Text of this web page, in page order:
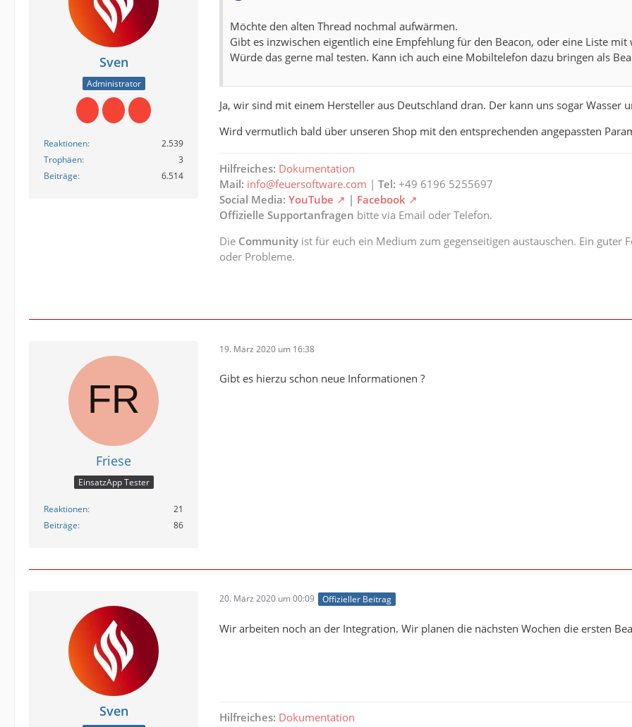
Sven
Administrator
Reaktionen
2.539
Trophäen
3
Beiträge
6.514
Möchte den alten Thread nochmal aufwärmen.
Gibt es inzwischen eigentlich eine Empfehlung für den Beacon, oder eine Liste
Würde das gerne mal testen. Kann ich auch eine Mobiltelefon dazu bringen als
Ja, wir sind mit einem Hersteller aus Deutschland dran. Der kann uns sogar Wasser
Wird vermutlich bald über unseren Shop mit den entsprechenden angepassten
Hilfreiches: Dokumentation
Mail: info@feuersoftware.com | Tel: +49 6196 5255697
Social Media: YouTube | Facebook
Offizielle Supportanfragen bitte via Email oder Telefon.
Die Community ist für euch ein Medium zum gegenseitigen austauschen. Ein guter
oder Probleme.
Friese
EinsatzApp Tester
Reaktionen
21
Beiträge
86
19. März 2020 um 16:38
Gibt es hierzu schon neue Informationen ?
Sven
20. März 2020 um 00:09 Offizieller Beitrag
Wir arbeiten noch an der Integration. Wir planen die nächsten Wochen die ersten
Hilfreiches: Dokumentation